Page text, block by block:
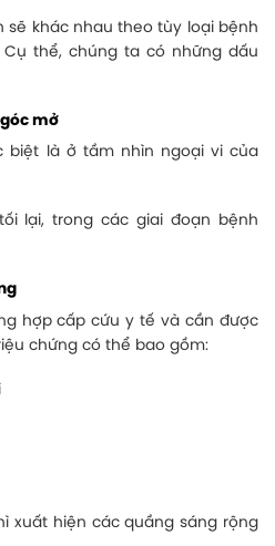
sẽ khác nhau theo tùy loại bệnh
thể, chúng ta có những dấu
mở
biệt là ở tầm nhìn ngoại vi của
lại, trong các giai đoạn bệnh
hợp cấp cứu y tế và cần được
chứng có thể bao gồm:
xuất hiện các quầng sáng rộng